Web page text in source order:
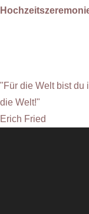
"Für die Welt bist du
die Welt!"
Erich Fried